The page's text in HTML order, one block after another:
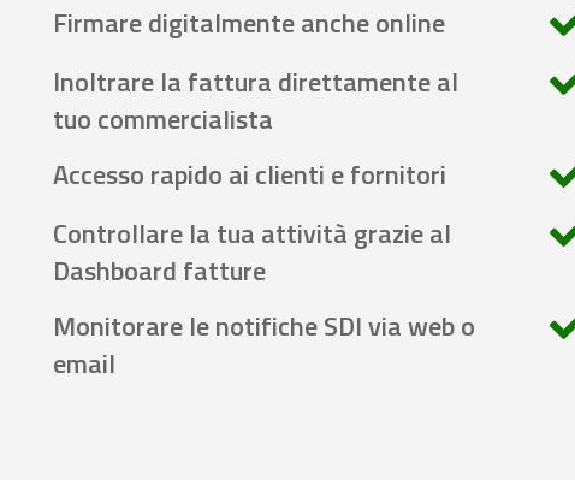
Firmare digitalmente anche online
Inoltrare la fattura direttamente al
tuo commercialista
Accesso rapido ai clienti e fornitori
Controllare la tua attività grazie al
Dashboard fatture
Monitorare le notifiche SDI via web o
email